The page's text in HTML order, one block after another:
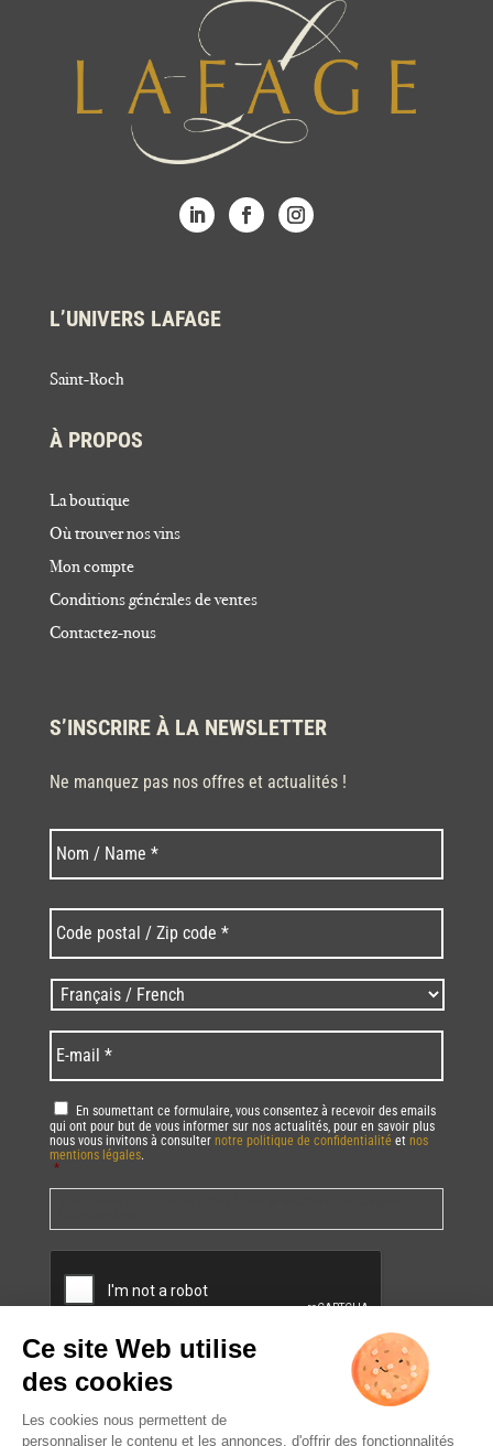
L’UNIVERS LAFAGE
Saint-Roch
À PROPOS
La boutique
Où trouver nos vins
Mon compte
Conditions générales de ventes
Contactez-nous
S’INSCRIRE À LA NEWSLETTER
Ne manquez pas nos offres et actualités !
Nom * Nom
postal
/
Zip
code
* *
Langues
/
Language *
mail *
RGPD *
En soumettant ce formulaire, vous consentez à recevoir des emails
qui ont pour but de vous informer sur nos actualités, pour en savoir plus
nous vous invitons à consulter notre politique de confidentialité et nos
mentions légales.
*